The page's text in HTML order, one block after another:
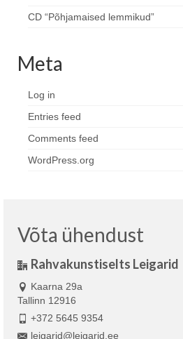
CD “Põhjamaised lemmikud”
Meta
Log in
Entries feed
Comments feed
WordPress.org
Võta ühendust
Rahvakunstiselts Leigarid
Kaarna 29a
Tallinn 12916
+372 5645 9354
leigarid@leigarid.ee